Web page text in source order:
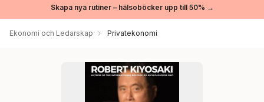
Skapa nya rutiner – hälsoböcker upp till 50% →
Ekonomi och Ledarskap Privatekonomi